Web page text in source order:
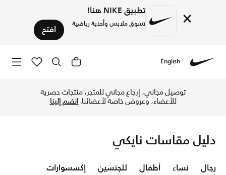
× تطبيق NIKE هنا!
تسوق ملابس وأحذية رياضية افتح
English
توصيل مجاني، إرجاع مجاني للمتجر، منتجات حصرية
للأعضاء، وعروض خاصة لأعضائنا.انضم إلينا
دليل مقاسات نايكي
رجال نساء أطفال للجنسين إكسسوارات